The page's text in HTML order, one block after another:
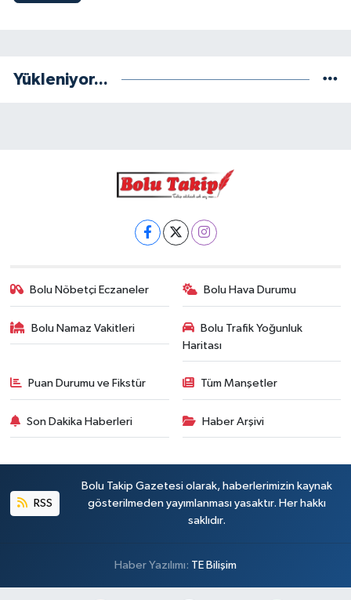
Yükleniyor...
Bolu Nöbetçi Eczaneler Bolu Hava Durumu
Bolu Namaz Vakitleri
Bolu Trafik Yoğunluk
Haritası
Puan Durumu ve Fikstür Tüm Manşetler
Son Dakika Haberleri Haber Arşivi
RSS
Bolu Takip Gazetesi olarak, haberlerimizin kaynak
gösterilmeden yayımlanması yasaktır. Her hakkı
saklıdır.
Haber Yazılımı: TE Bilişim